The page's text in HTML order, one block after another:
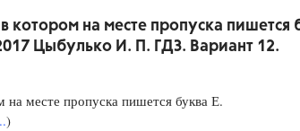
котором на месте пропуска пишется
Цыбулько И. П. ГДЗ. Вариант 12.
месте пропуска пишется буква Е.
)